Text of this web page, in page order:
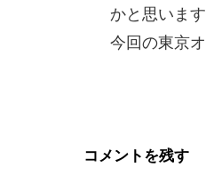
かと思います
今回の東京
コメントを残す